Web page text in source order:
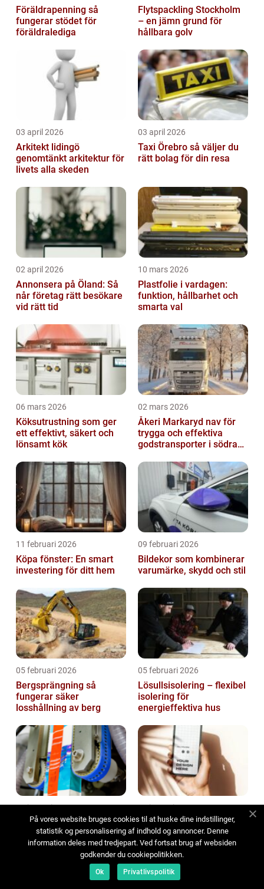
Föräldrapenning så
fungerar stödet för
föräldralediga
Flytspackling Stockholm
– en jämn grund för
hållbara golv
03 april 2026
Arkitekt lidingö
genomtänkt arkitektur för
livets alla skeden
03 april 2026
Taxi Örebro så väljer du
rätt bolag för din resa
02 april 2026
Annonsera på Öland: Så
når företag rätt besökare
vid rätt tid
10 mars 2026
Plastfolie i vardagen:
funktion, hållbarhet och
smarta val
06 mars 2026
Köksutrustning som ger
ett effektivt, säkert och
lönsamt kök
02 mars 2026
Åkeri Markaryd nav för
trygga och effektiva
godstransporter i södra
11 februari 2026
Köpa fönster: En smart
investering för ditt hem
09 februari 2026
Bildekor som kombinerar
varumärke, skydd och stil
05 februari 2026
Bergsprängning så
fungerar säker
losshållning av berg
05 februari 2026
Lösullsisolering – flexibel
isolering för
energieffektiva hus
31 januari 2026
Transportband i modern
industri hjärtat i ett
effektivt flöde
29 januari 2026
Skapa minnesvärda
inbjudningskort för ditt
drömbröllop: Design, text
och hållbarhet i fokus
På vores website bruges cookies til at huske dine indstillinger,
statistik og personalisering af indhold og annoncer. Denne
information deles med tredjepart. Ved fortsat brug af websiden
godkender du cookiepolitikken.
Ok Privatlivspolitik